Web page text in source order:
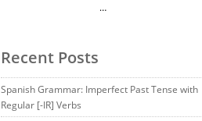
…
Recent Posts
Spanish Grammar: Imperfect Past Tense with
Regular [-IR] Verbs